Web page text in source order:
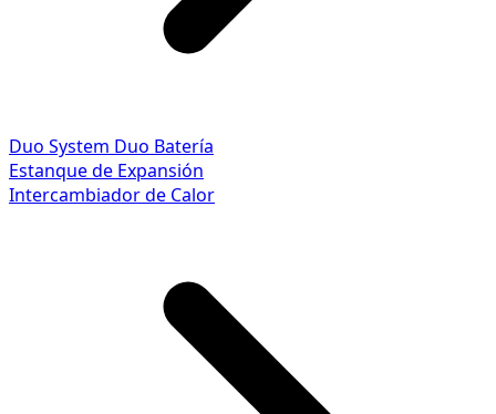
Duo System Duo Batería
Estanque de Expansión
Intercambiador de Calor